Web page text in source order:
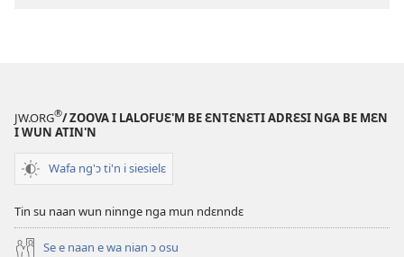
JW.ORG®/ ZOOVA I LALOFUƐ'M BE ƐNTƐNƐTI ADRƐSI NGA BE MƐN
I WUN ATIN'N
Wafa ng'ɔ ti'n i siesielɛ
Tin su naan wun ninnge nga mun ndɛnndɛ
Se e naan e wa nian ɔ osu